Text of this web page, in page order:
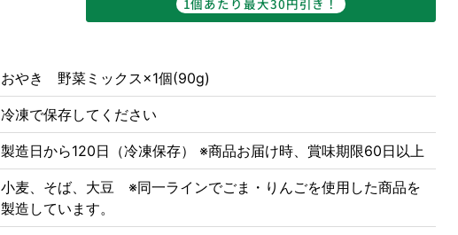
1個あたり最大30円引き！
おやき 野菜ミックス×1個(90g)
冷凍で保存してください
製造日から120日（冷凍保存） ※商品お届け時、賞味期限60日以上
小麦、そば、大豆 ※同一ラインでごま・りんごを使用した商品を
製造しています。